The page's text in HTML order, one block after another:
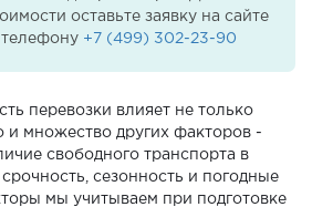
оставьте заявку на сайте
+7 (499) 302-23-90
перевозки влияет не только
и множество других факторов -
свободного транспорта в
сезонность и погодные
мы учитываем при подготовке